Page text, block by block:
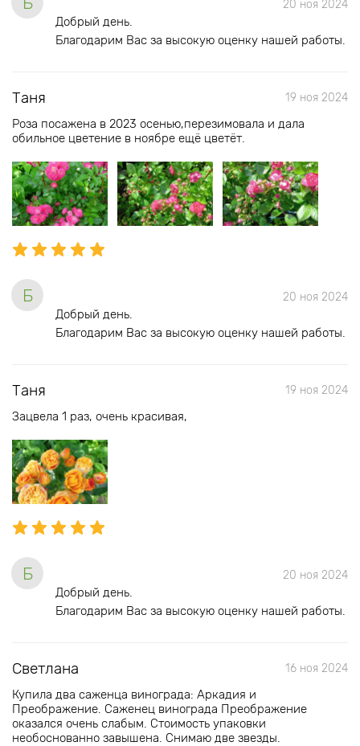
20 ноя 2024
Добрый день.
Благодарим Вас за высокую оценку нашей работы.
Таня 19 ноя 2024
Роза посажена в 2023 осенью,перезимовала и дала
обильное цветение в ноябре ещё цветёт.
Б 20 ноя 2024
Добрый день.
Благодарим Вас за высокую оценку нашей работы.
Таня 19 ноя 2024
Зацвела 1 раз, очень красивая,
Б 20 ноя 2024
Добрый день.
Благодарим Вас за высокую оценку нашей работы.
Светлана 16 ноя 2024
Купила два саженца винограда: Аркадия и
Преображение. Саженец винограда Преображение
оказался очень слабым. Стоимость упаковки
необоснованно завышена. Снимаю две звезды.